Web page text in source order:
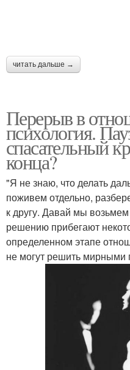
читать дальше →
Перерыв в
психология.
спасательный
конца?
"Я не знаю, что делать
поживем отдельно,
к другу. Давай мы
решению прибегают
определенном этапе
не могут решить мирными